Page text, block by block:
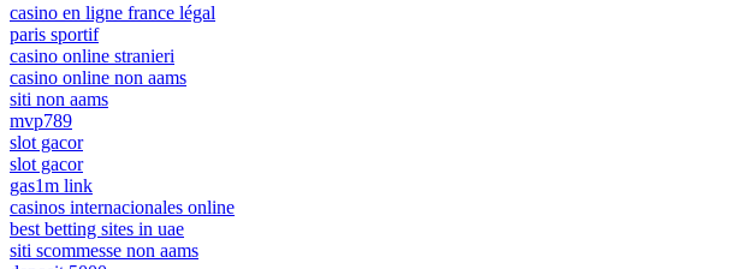
casino en ligne france légal
paris sportif
casino online stranieri
casino online non aams
siti non aams
mvp789
slot gacor
slot gacor
gas1m link
casinos internacionales online
best betting sites in uae
siti scommesse non aams